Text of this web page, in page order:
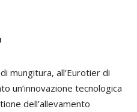
mungitura, all’Eurotier di
un’innovazione tecnologica
dell’allevamento